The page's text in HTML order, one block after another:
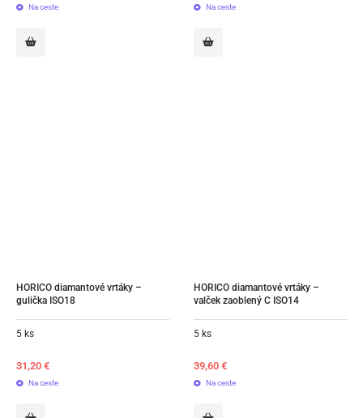
Na ceste Na ceste
HORICO diamantové vrtáky –
gulička ISO18
5 ks
31,20 €
Na ceste
HORICO diamantové vrtáky –
valček zaoblený C ISO14
5 ks
39,60 €
Na ceste